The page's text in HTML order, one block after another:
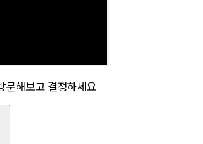
문해보고 결정하세요